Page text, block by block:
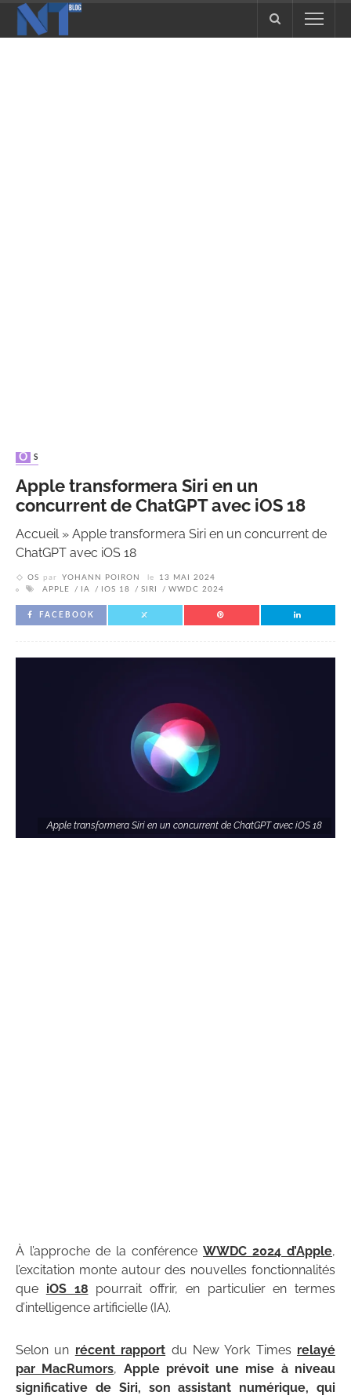
OS
Apple transformera Siri en un
concurrent de ChatGPT avec iOS 18
Accueil» Apple transformera Siri en un concurrent de
ChatGPT avec iOS 18
OS par YOHANN POIRON le
13 MAI 2024
APPLE
IA IOS 18 SIRI WWDC 2024
FACEBOOK
Apple transformera Siri en un concurrent de ChatGPT avec iOS 18
À l’approche de la conférence WWDC 2024 d’Apple,
l’excitation monte autour des nouvelles fonctionnalités
que iOS 18 pourrait offrir, en particulier en termes
d’intelligence artificielle (IA).
Selon un récent rapport du New York Times relayé
par MacRumors, Apple prévoit une mise à niveau
significative de Siri, son assistant numérique, qui